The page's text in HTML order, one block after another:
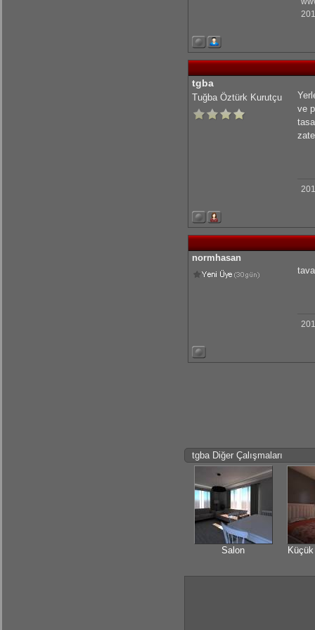
tgba
Tuğba Öztürk Kurutçu
ve
normhasan
tgba Diğer Çalışmaları
Salon